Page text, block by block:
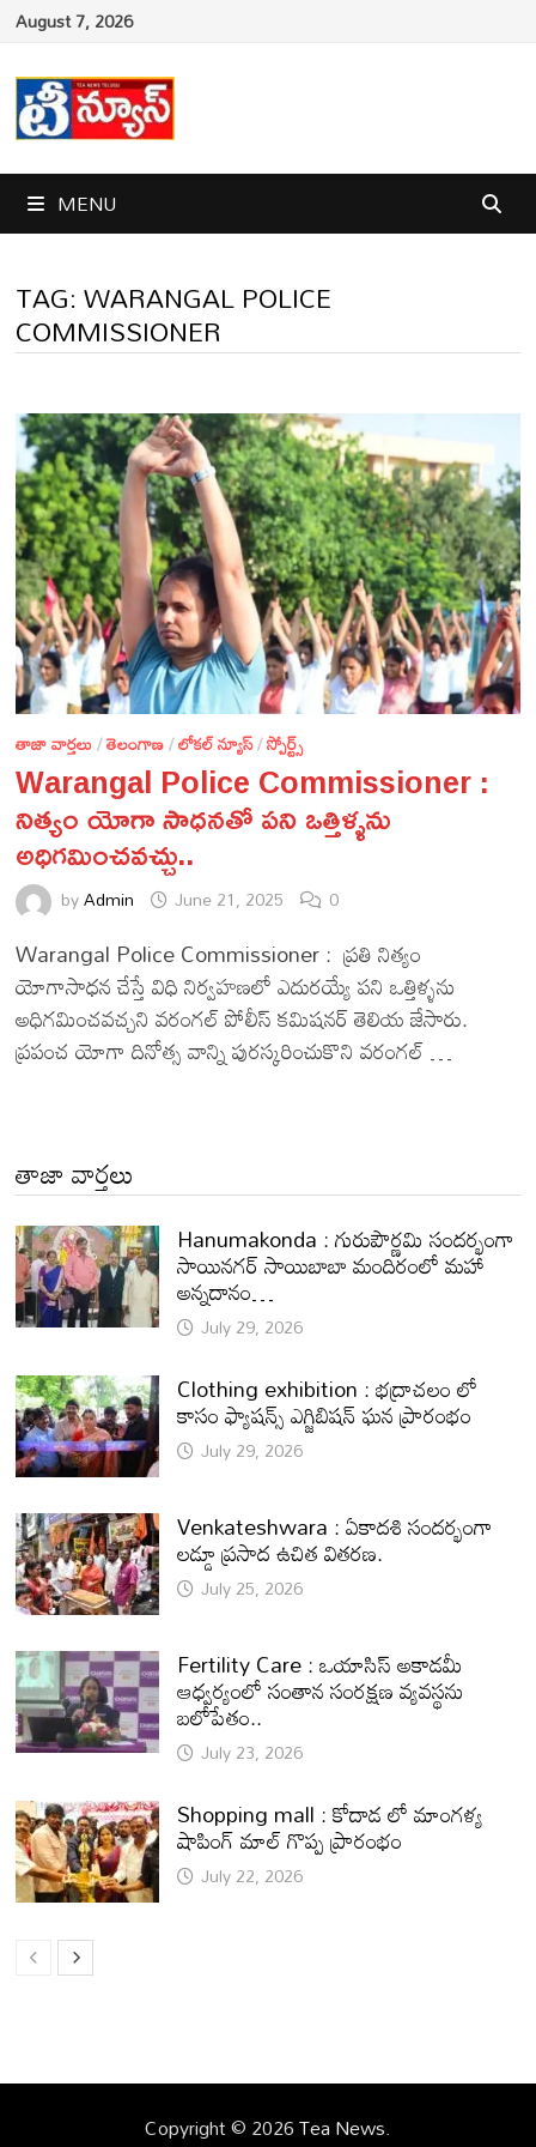
Skip
content
August 7, 2026
MENU
TAG:WARANGAL POLICE
COMMISSIONER
తాజా వార్తలు/తెలంగాణ/లోకల్ న్యూస్/స్పోర్ట్స్
Warangal Police Commissioner :
నిత్యం యోగా సాధనతో పని ఒత్తిళ్ళను
అధిగమించవచ్చు..
byAdmin June 21, 2025 0
Warangal Police Commissioner : ప్రతి నిత్యం
యోగాసాధన చేస్తే విధి నిర్వహణలో ఎదురయ్యే పని ఒత్తిళ్ళను
అధిగమించవచ్చని వరంగల్‌ పోలీస్‌ కమిషనర్‌ తెలియ జేసారు.
ప్రపంచ యోగా దినోత్స వాన్ని పురస్కరించుకొని వరంగల్‌ …
తాజా వార్తలు
Hanumakonda : గురుపౌర్ణమి సందర్భంగా
సాయినగర్‌ సాయిబాబా మందిరంలో మహా
అన్నదానం…
July 29, 2026
Clothing exhibition : భద్రాచలం లో
కాసం ఫ్యాషన్స్ ఎగ్జిబిషన్ ఘన ప్రారంభం
July 29, 2026
Venkateshwara : ఏకాదశి సందర్భంగా
లడ్డూ ప్రసాద ఉచిత వితరణ.
July 25, 2026
Fertility Care : ఒయాసిస్ అకాడమీ
ఆధ్వర్యంలో సంతాన సంరక్షణ వ్యవస్థను
బలోపేతం..
July 23, 2026
Shopping mall : కోదాడ లో మాంగళ్య
షాపింగ్ మాల్ గొప్ప ప్రారంభం
July 22, 2026
Copyright © 2026Tea News.